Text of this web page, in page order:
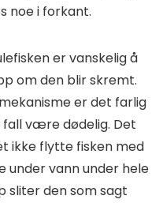
noe i forkant.
er vanskelig å
om den blir skremt.
er det farlig
fall være dødelig. Det
ikke flytte fisken med
under vann under hele
sliter den som sagt